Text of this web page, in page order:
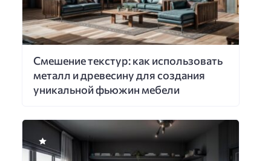
Смешение текстур: как использовать
металл и древесину для создания
уникальной фьюжин мебели